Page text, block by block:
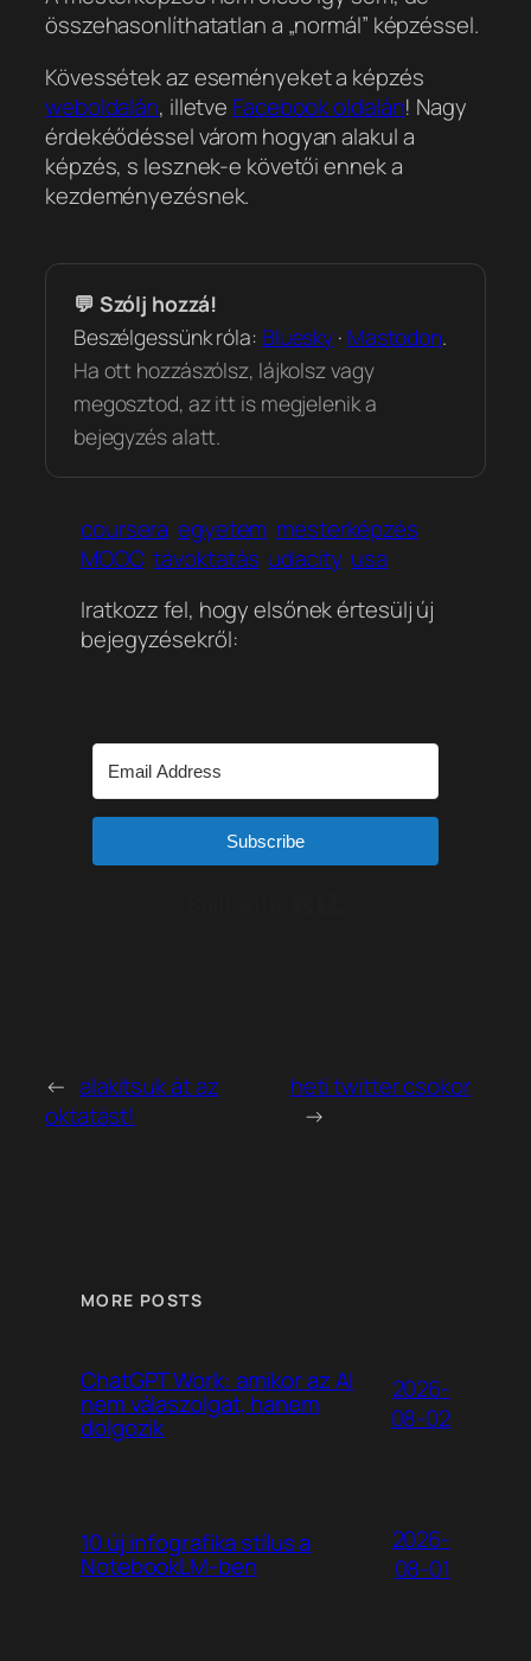
összehasonlíthatatlan a „normál” képzéssel.
Kövessétek az eseményeket a képzés
weboldalán, illetve Facebook oldalán! Nagy
érdekéődéssel várom hogyan alakul a
képzés, s lesznek-e követői ennek a
kezdeményezésnek.
💬 Szólj hozzá!
Beszélgessünk róla: Bluesky · Mastodon.
Ha ott hozzászólsz, lájkolsz vagy
megosztod, az itt is megjelenik a
bejegyzés alatt.
coursera egyetem mesterképzés
MOOC távoktatás udacity usa
Iratkozz fel, hogy elsőnek értesülj új
bejegyzésekről:
Subscribe
← alakítsuk át az
oktatást!
heti twitter csokor
→
MORE POSTS
ChatGPT Work: amikor az AI
nem válaszolgat, hanem
dolgozik
2026-
08-02
10 új infografika stílus a
NotebookLM-ben
2026-
08-01